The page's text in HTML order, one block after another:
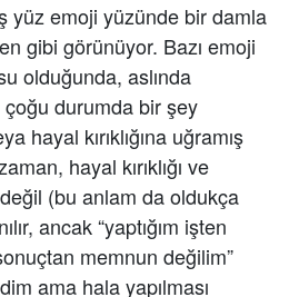
yüz emoji yüzünde bir damla
gibi görünüyor. Bazı emoji
olduğunda, aslında
çoğu durumda bir şey
hayal kırıklığına uğramış
hayal kırıklığı ve
(bu anlam da oldukça
ancak “yaptığım işten
memnun değilim”
ama hala yapılması